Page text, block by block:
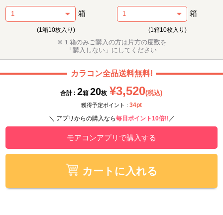
箱
(1箱10枚入り)
箱
(1箱10枚入り)
※１箱のみご購入の方は片方の度数を
「購入しない」にしてください
カラコン全品送料無料!
合計 : 2箱 20枚 ¥3,520(税込)
獲得予定ポイント : 34pt
＼ アプリからの購入なら毎日ポイント10倍!! ／
モアコンアプリで購入する
カートに入れる